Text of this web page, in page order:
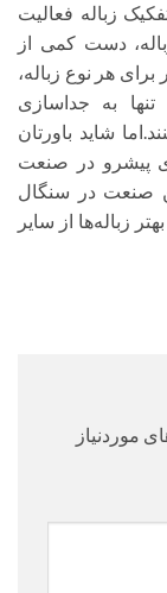
زباله فعالیت
دست ‌کمی از
هر نوع زباله،
تنها به جداسازی
شاید باورتان
پیشرو در صنعت
صنعت در سنگال
زباله‌ها از سایر
موردنیاز